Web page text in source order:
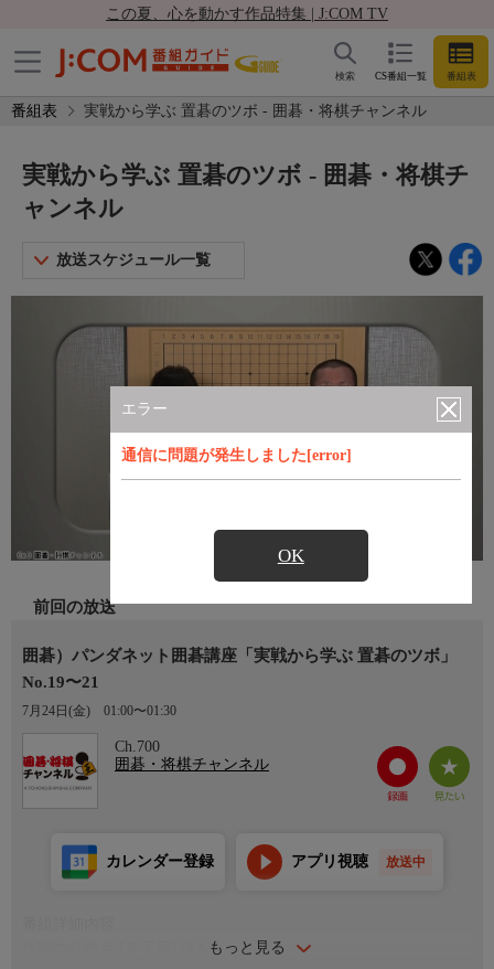
この夏、心を動かす作品特集 | J:COM TV
CS番組一覧 番組表
検索
番組表 実戦から学ぶ 置碁のツボ - 囲碁・将棋チャンネル
エラー
通信に問題が発生しました[error]
OK
実戦から学ぶ 置碁のツボ - 囲碁・将棋チ
ャンネル
放送スケジュール一覧
前回の放送
囲碁）パンダネット囲碁講座「実戦から学ぶ 置碁のツボ」
No.19〜21
7月24日(金) 01:00〜01:30
Ch.700
囲碁・将棋チャンネル
もっと見る
カレンダー登録 アプリ視聴 放送中
作戦の分岐点 [５子局] ほか